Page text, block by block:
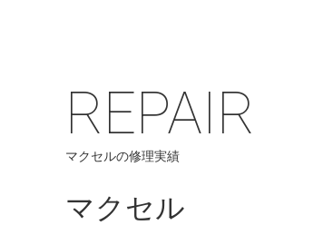
PHILOSOPHY
フィロソフィー
お問い合わせ /
REPAIR
マクセルの修理実績
マクセル